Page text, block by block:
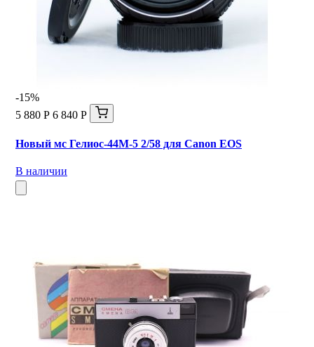
-15%
5 880 Р 6 840 Р
Новый мс Гелиос-44М-5 2/58 для Canon EOS
В наличии